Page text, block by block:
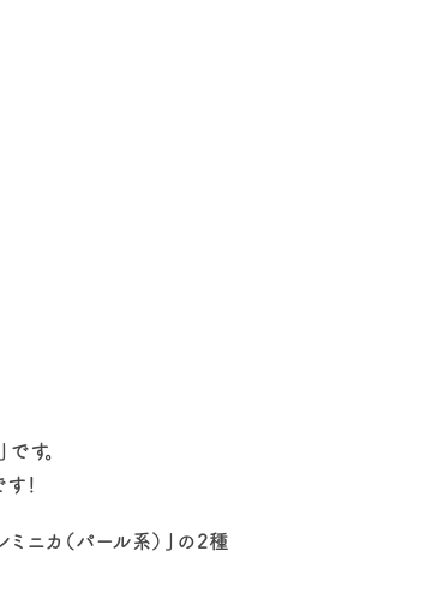
す。
！
ミニカ（パール系）」の2種